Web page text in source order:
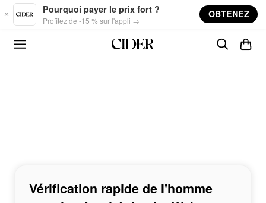
Skip to main content
Pourquoi payer le prix fort ?
Profitez de -15 % sur l'appli →
OBTENEZ
Vérification rapide de l'homme